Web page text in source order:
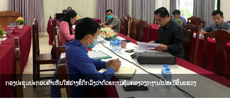
ກອງປະຊຸມປະກອບຄຳເຫັນໃສ່ຮ່າງຂໍ້ຕົກລົງວ່າດ້ວຍການຄຸ້ມຄອງວຽກງານໄປສະນີຂັ້ນແຂວງ